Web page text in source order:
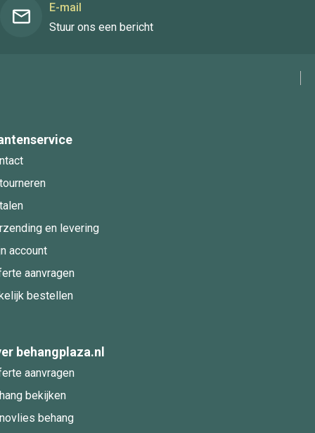
E-mail
Stuur ons een bericht
en levering
account
aanvragen
bestellen
behangplaza.nl
aanvragen
bekijken
behang